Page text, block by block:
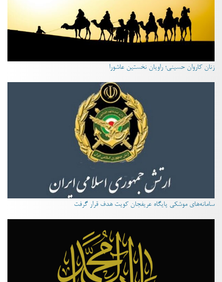
زنان کاروان حسینی؛ راویان نخستین عاشورا
سامانه‌های موشکی پایگاه عریفجان کویت هدف قرار گرفت